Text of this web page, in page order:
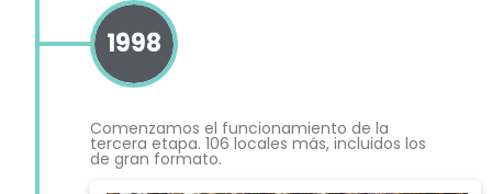
1998
Comenzamos el funcionamiento de la
tercera etapa. 106 locales más, incluidos los
de gran formato.